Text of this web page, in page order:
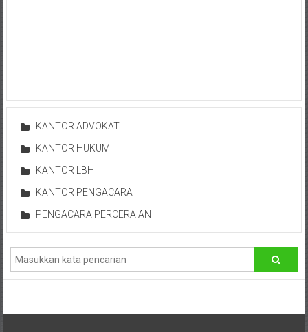
Office
Law
Firm
Kantor
Di
Jogja,
Lawyer,
KANTOR ADVOKAT
KANTOR HUKUM
KANTOR LBH
KANTOR PENGACARA
PENGACARA PERCERAIAN